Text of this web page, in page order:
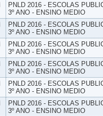
PNLD 2016 - ESCOLAS
3º ANO - ENSINO MEDIO
PNLD 2016 - ESCOLAS
3º ANO - ENSINO MEDIO
PNLD 2016 - ESCOLAS
3º ANO - ENSINO MEDIO
PNLD 2016 - ESCOLAS
3º ANO - ENSINO MEDIO
PNLD 2016 - ESCOLAS
3º ANO - ENSINO MEDIO
PNLD 2016 - ESCOLAS
3º ANO - ENSINO MEDIO